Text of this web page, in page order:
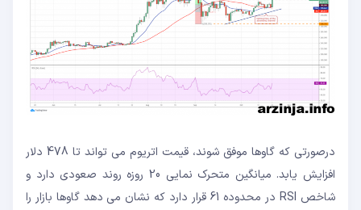
درصورتی که گاوها موفق شوند، قیمت اتریوم می تواند تا 478 دلار
افزایش یابد. میانگین متحرک نمایی 20 روزه روند صعودی دارد و
شاخص RSI در محدوده 61 قرار دارد که نشان می دهد گاوها بازار را